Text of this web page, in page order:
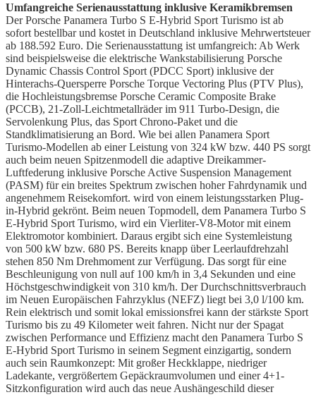
Umfangreiche Serienausstattung inklusive Keramikbremsen
Der Porsche Panamera Turbo S E-Hybrid Sport Turismo ist ab
sofort bestellbar und kostet in Deutschland inklusive Mehrwertsteuer
ab 188.592 Euro. Die Serienausstattung ist umfangreich: Ab Werk
sind beispielsweise die elektrische Wankstabilisierung Porsche
Dynamic Chassis Control Sport (PDCC Sport) inklusive der
Hinterachs-Quersperre Porsche Torque Vectoring Plus (PTV Plus),
die Hochleistungsbremse Porsche Ceramic Composite Brake
(PCCB), 21-Zoll-Leichtmetallräder im 911 Turbo-Design, die
Servolenkung Plus, das Sport Chrono-Paket und die
Standklimatisierung an Bord. Wie bei allen Panamera Sport
Turismo-Modellen ab einer Leistung von 324 kW bzw. 440 PS sorgt
auch beim neuen Spitzenmodell die adaptive Dreikammer-
Luftfederung inklusive Porsche Active Suspension Management
(PASM) für ein breites Spektrum zwischen hoher Fahrdynamik und
angenehmem Reisekomfort. wird von einem leistungsstarken Plug-
in-Hybrid gekrönt. Beim neuen Topmodell, dem Panamera Turbo S
E-Hybrid Sport Turismo, wird ein Vierliter-V8-Motor mit einem
Elektromotor kombiniert. Daraus ergibt sich eine Systemleistung
von 500 kW bzw. 680 PS. Bereits knapp über Leerlaufdrehzahl
stehen 850 Nm Drehmoment zur Verfügung. Das sorgt für eine
Beschleunigung von null auf 100 km/h in 3,4 Sekunden und eine
Höchstgeschwindigkeit von 310 km/h. Der Durchschnittsverbrauch
im Neuen Europäischen Fahrzyklus (NEFZ) liegt bei 3,0 l/100 km.
Rein elektrisch und somit lokal emissionsfrei kann der stärkste Sport
Turismo bis zu 49 Kilometer weit fahren. Nicht nur der Spagat
zwischen Performance und Effizienz macht den Panamera Turbo S
E-Hybrid Sport Turismo in seinem Segment einzigartig, sondern
auch sein Raumkonzept: Mit großer Heckklappe, niedriger
Ladekante, vergrößertem Gepäckraumvolumen und einer 4+1-
Sitzkonfiguration wird auch das neue Aushängeschild dieser